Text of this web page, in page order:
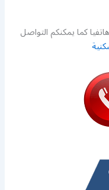
كما يمكنكم التواصل